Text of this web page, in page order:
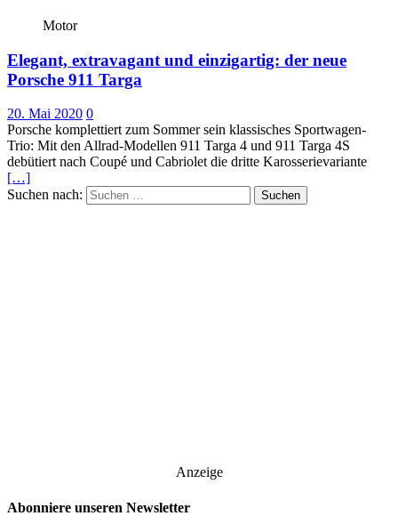
Motor
Elegant, extravagant und einzigartig: der neue
Porsche 911 Targa
20. Mai 2020 0
Porsche komplettiert zum Sommer sein klassisches Sportwagen-
Trio: Mit den Allrad-Modellen 911 Targa 4 und 911 Targa 4S
debütiert nach Coupé und Cabriolet die dritte Karosserievariante
[…]
Suchen nach:
Anzeige
Abonniere unseren Newsletter